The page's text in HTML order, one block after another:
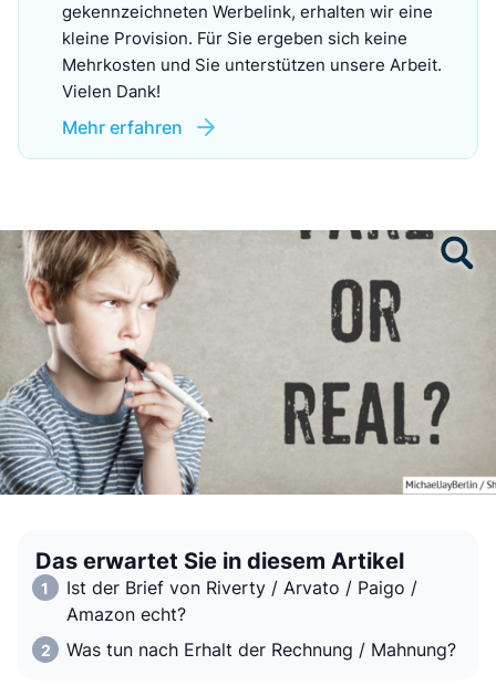
gekennzeichneten Werbelink, erhalten wir eine
kleine Provision. Für Sie ergeben sich keine
Mehrkosten und Sie unterstützen unsere Arbeit.
Vielen Dank!
Mehr erfahren
Das erwartet Sie in diesem Artikel
Ist der Brief von Riverty / Arvato / Paigo /
Amazon echt?
Was tun nach Erhalt der Rechnung / Mahnung?